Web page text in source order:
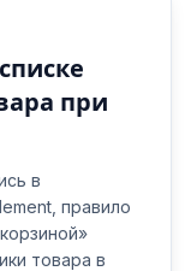
при
в
правило
товара в